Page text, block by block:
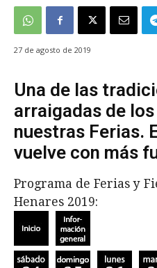
27 de agosto de 2019
Una de las
arraigadas de
nuestras Ferias.
vuelve con más
Programa de Ferias y
Henares 2019: